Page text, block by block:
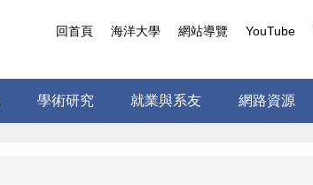
學術研究 就業與系友 網路資源
回首頁 海洋大學 網站導覽 YouTube